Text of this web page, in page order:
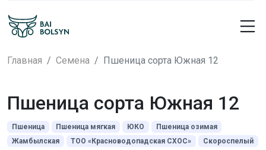
Главная Семена Пшеница сорта Южная 12
Пшеница сорта Южная 12
Пшеница Пшеница мягкая ЮКО
Пшеница озимая
Жамбылская
ТОО «Красноводопадская СХОС» Скороспелый